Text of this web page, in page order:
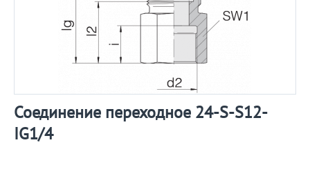
Соединение переходное 24-S-S12-
IG1/4